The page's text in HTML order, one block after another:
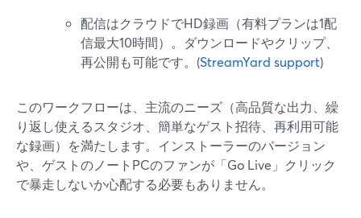
配信はクラウドでHD録画（有料プランは1配
信最大10時間）。ダウンロードやクリップ、
再公開も可能です。(StreamYard support)
このワークフローは、主流のニーズ（高品質な出力、繰
り返し使えるスタジオ、簡単なゲスト招待、再利用可能
な録画）を満たします。インストーラーのバージョン
や、ゲストのノートPCのファンが「Go Live」クリック
で暴走しないか心配する必要もありません。